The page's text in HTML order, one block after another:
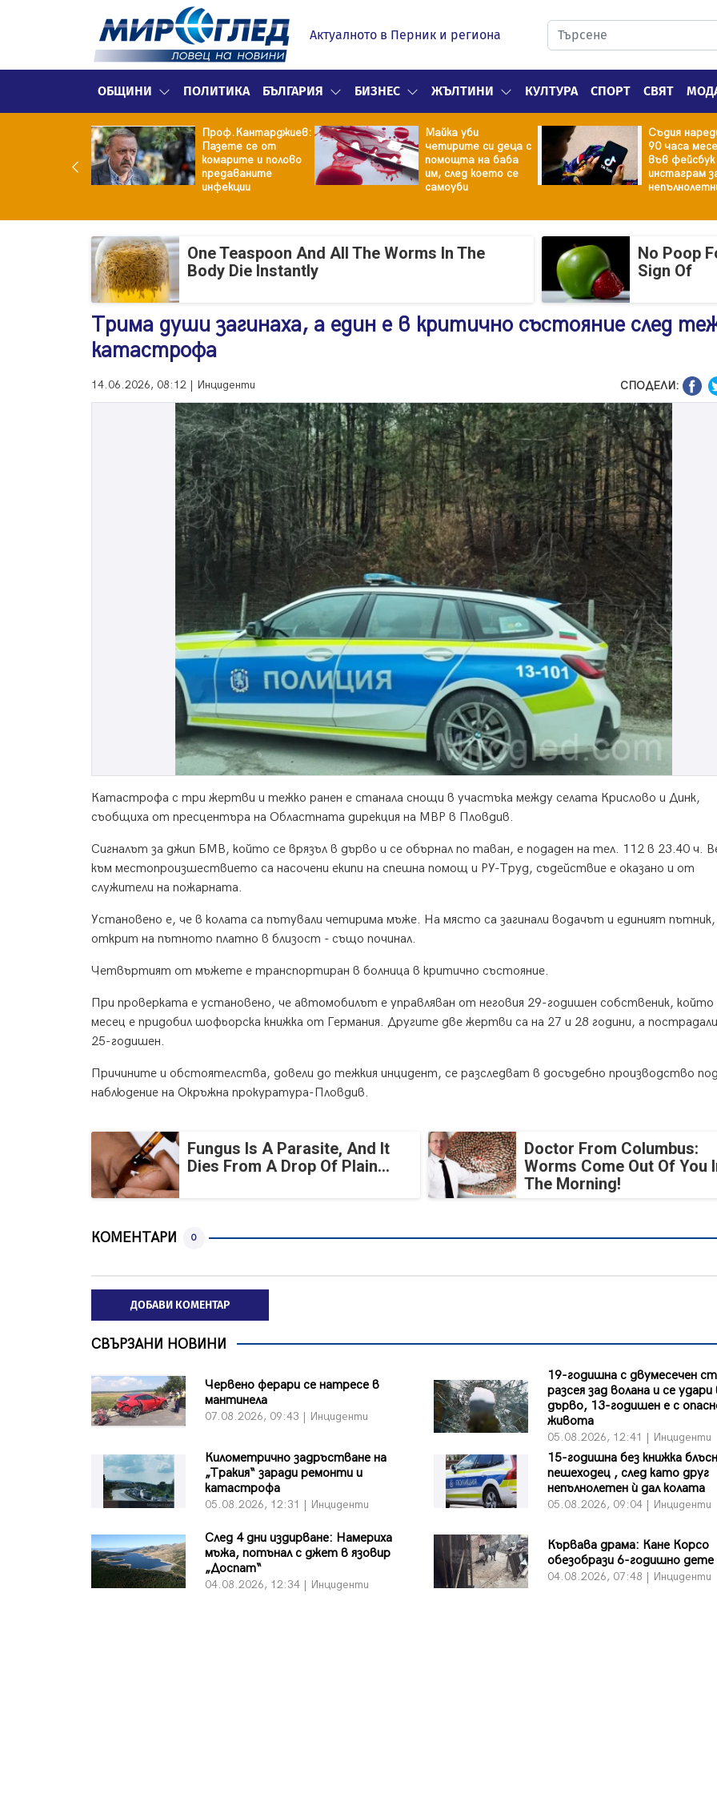
Актуалното в Перник и региона
ОБЩИНИ ПОЛИТИКА БЪЛГАРИЯ БИЗНЕС ЖЪЛТИНИ КУЛТУРА СПОРТ СВЯТ
Беше със 120-
жена!
Проф.Кантарджиев:
Пазете се от
комарите и полово
предаваните
инфекции
Майка уби
четирите си деца с
помощта на баба
им, след което се
самоуби
Съдия
90 часа
във фейсбук
инстаграм
One Teaspoon And All The Worms In The
Body Die Instantly
No Poop
Sign Of
Трима души загинаха, а един е в критично състояние след
катастрофа
14.06.2026, 08:12 | Инциденти СПОДЕЛИ:
Катастрофа с три жертви и тежко ранен е станала снощи в участъка между селата Крислово и Динк,
съобщиха от пресцентъра на Областната дирекция на МВР в Пловдив.
Сигналът за джип БМВ, който се врязъл в дърво и се обърнал по таван, е подаден на тел. 112 в 23.40 ч.
към местопроизшествието са насочени екипи на спешна помощ и РУ-Труд, съдействие е оказано и от
служители на пожарната.
Установено е, че в колата са пътували четирима мъже. На място са загинали водачът и единият пътник,
открит на пътното платно в близост - също починал.
Четвъртият от мъжете е транспортиран в болница в критично състояние.
При проверката е установено, че автомобилът е управляван от неговия 29-годишен собственик, който
месец е придобил шофьорска книжка от Германия. Другите две жертви са на 27 и 28 години, а
25-годишен.
Причините и обстоятелства, довели до тежкия инцидент, се разследват в досъдебно производство под
наблюдение на Окръжна прокуратура-Пловдив.
Fungus Is A Parasite, And It
Dies From A Drop Of Plain...
Doctor From Columbus:
Worms Come Out Of You
The Morning!
КОМЕНТАРИ 0
ДОБАВИ КОМЕНТАР
СВЪРЗАНИ НОВИНИ
Червено ферари се натресе в
мантинела
07.08.2026, 09:43 | Инциденти
19-годишна с двумесечен
разсея зад волана и се удари
дърво, 13-годишен е с
живота
05.08.2026, 12:41 | Инциденти
Километрично задръстване на
„Тракия“ заради ремонти и
катастрофа
05.08.2026, 12:31 | Инциденти
15-годишна без книжка
пешеходец , след като друг
непълнолетен ѝ дал колата
05.08.2026, 09:04 | Инциденти
След 4 дни издирване: Намериха
мъжа, потънал с джет в язовир
„Доспат“
04.08.2026, 12:34 | Инциденти
Кървава драма: Кане Корсо
обезобрази 6-годишно дете
04.08.2026, 07:48 | Инциденти